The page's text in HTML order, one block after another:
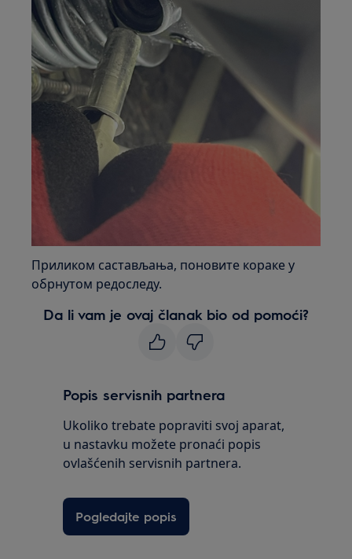
Приликом састављања, поновите кораке у
обрнутом редоследу.
Da li vam je ovaj članak bio od pomoći?
Popis servisnih partnera
Ukoliko trebate popraviti svoj aparat,
u nastavku možete pronaći popis
ovlašćenih servisnih partnera.
Pogledajte popis